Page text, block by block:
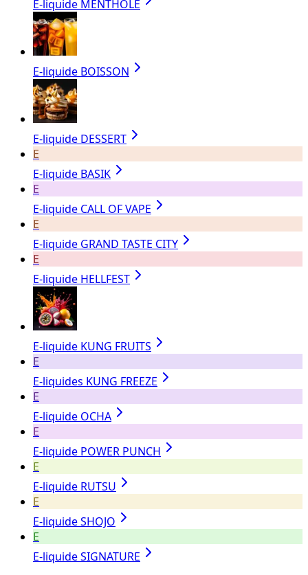
E-liquide MENTHOLÉ
E-liquide BOISSON
E-liquide DESSERT
E
E-liquide BASIK
E
E-liquide CALL OF VAPE
E
E-liquide GRAND TASTE CITY
E
E-liquide HELLFEST
E-liquide KUNG FRUITS
E
E-liquides KUNG FREEZE
E
E-liquide OCHA
E
E-liquide POWER PUNCH
E
E-liquide RUTSU
E
E-liquide SHOJO
E
E-liquide SIGNATURE